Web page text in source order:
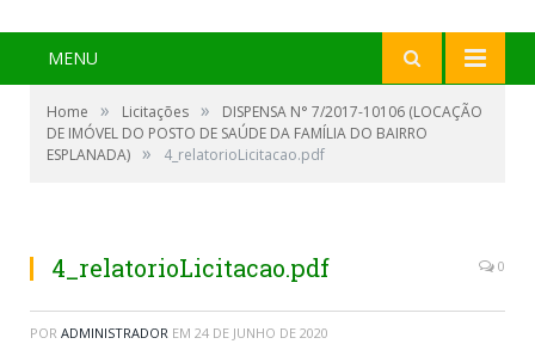
MENU
Home » Licitações »
DISPENSA N° 7/2017-10106 (LOCAÇÃO
DE IMÓVEL DO POSTO DE SAÚDE DA FAMÍLIA DO BAIRRO
ESPLANADA) » 4_relatorioLicitacao.pdf
4_relatorioLicitacao.pdf 0
POR ADMINISTRADOR EM 24 DE JUNHO DE 2020